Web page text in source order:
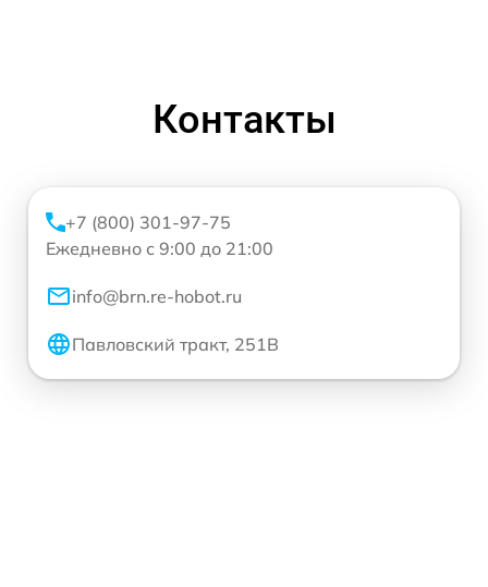
Контакты
+7 (800) 301-97-75
Ежедневно с 9:00 до 21:00
info@brn.re-hobot.ru
Павловский тракт, 251В